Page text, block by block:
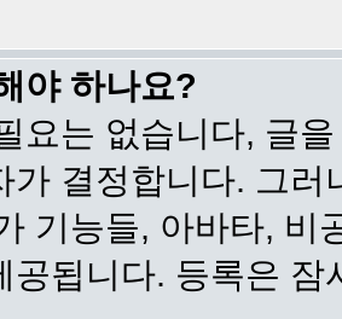
야 하나요?
요는 없습니다, 글
가 결정합니다. 그
기능들, 아바타, 비
공됩니다. 등록은